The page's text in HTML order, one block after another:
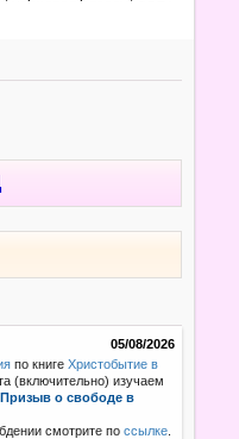
05/08/2026
по книгеХристобытие в
(включительно) изучаем
Призыв о свободе в
смотрите поссылке